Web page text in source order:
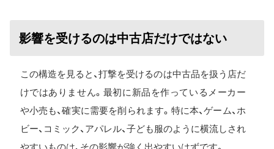
影響を受けるのは中古店だけではない
この構造を見ると、打撃を受けるのは中古品を扱う店だ
けではありません。最初に新品を作っているメーカー
や小売も、確実に需要を削られます。特に本、ゲーム、ホ
ビー、コミック、アパレル、子ども服のように横流しされ
やすいものは、その影響が強く出やすいはずです。